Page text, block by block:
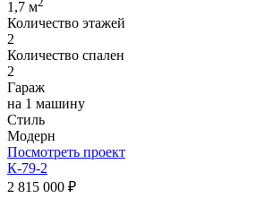
1,7 м
Количество этажей
2
Количество спален
2
Гараж
на 1 машину
Стиль
Модерн
Посмотреть проект
К-79-2
2 815 000 ₽